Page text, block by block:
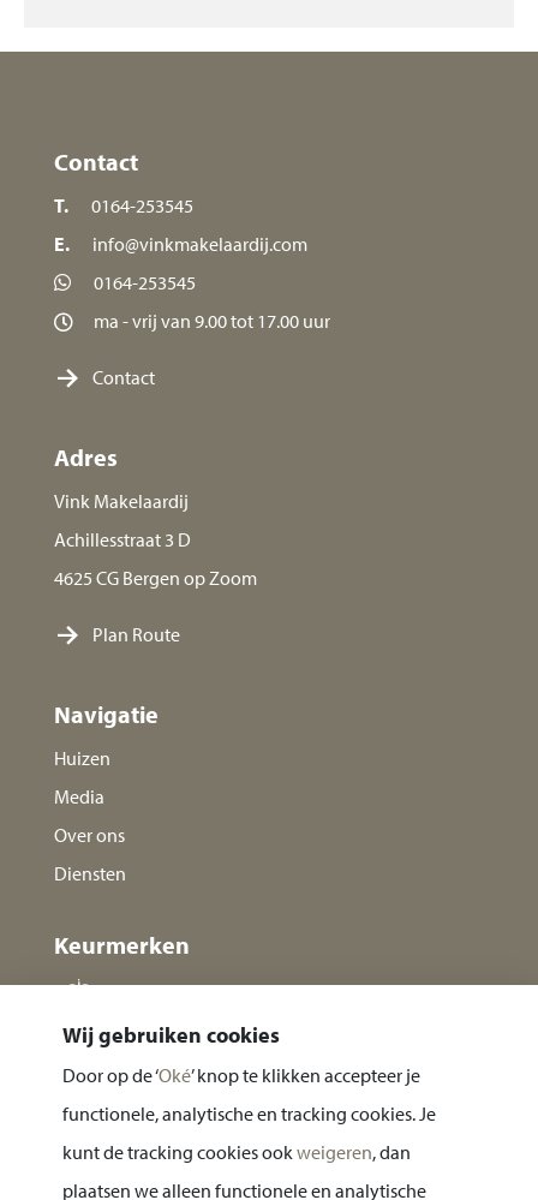
Contact
T.
0164-253545
E.
info@vinkmakelaardij.com
0164-253545
ma - vrij van 9.00 tot 17.00 uur
Contact
Adres
Vink Makelaardij
Achillesstraat 3 D
4625 CG Bergen op Zoom
Plan Route
Navigatie
Huizen
Media
Over ons
Diensten
Keurmerken
Wij gebruiken cookies
Door op de ‘Oké’ knop te klikken accepteer je
functionele, analytische en tracking cookies. Je
kunt de tracking cookies ookweigeren, dan
plaatsen we alleen functionele en analytische